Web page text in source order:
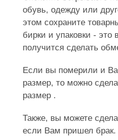
обувь, одежду или
этом сохраните
бирки и упаковки - это
получится сделать
Если вы померили и
размер, то можно
размер .
Также, вы можете
если Вам пришел брак.